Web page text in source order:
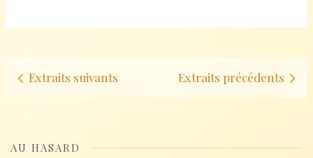
Navigation
Extraits suivants Extraits précédents
AU HASARD